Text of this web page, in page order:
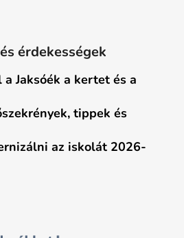
érdekességek
Jaksóék a kertet és a
tippek és
az iskolát 2026-